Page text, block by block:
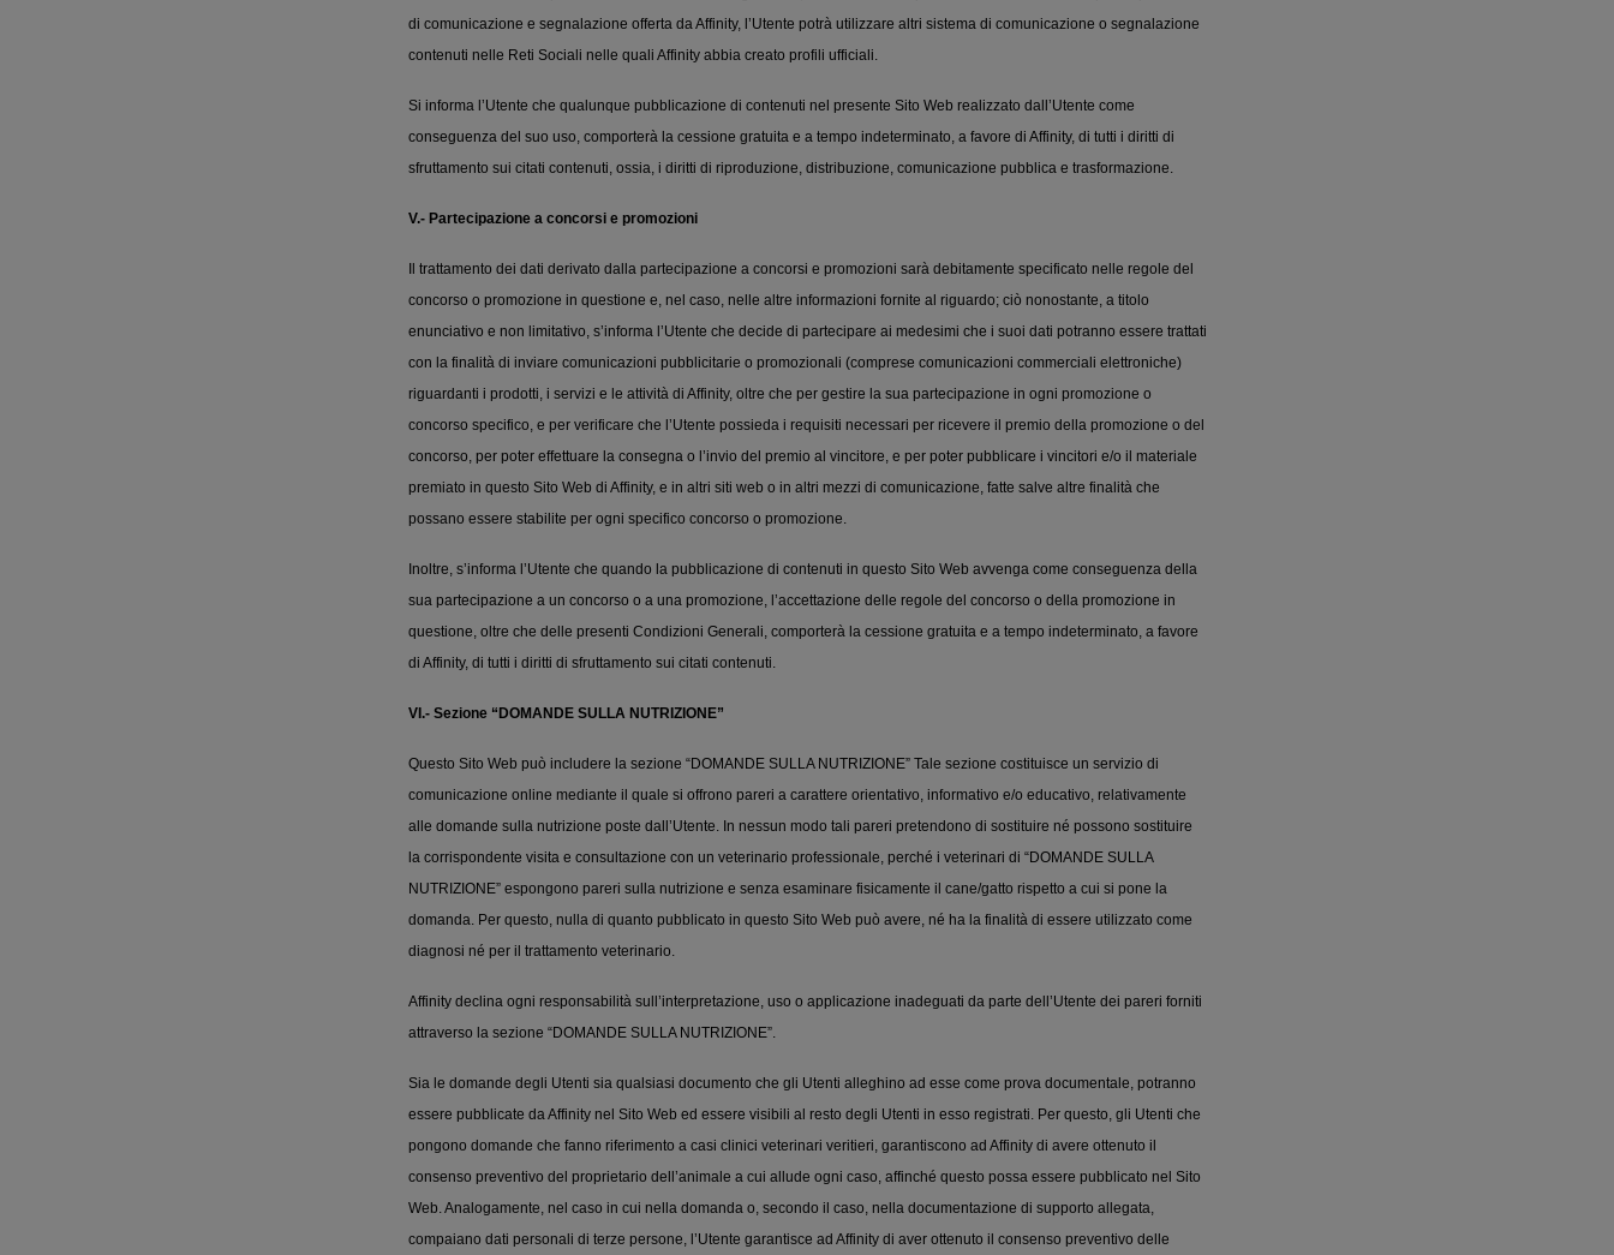
di comunicazione e segnalazione offerta da Affinity, l’Utente potrà utilizzare altri sistema di comunicazione o segnalazione
contenuti nelle Reti Sociali nelle quali Affinity abbia creato profili ufficiali.
Si informa l’Utente che qualunque pubblicazione di contenuti nel presente Sito Web realizzato dall’Utente come
conseguenza del suo uso, comporterà la cessione gratuita e a tempo indeterminato, a favore di Affinity, di tutti i diritti di
sfruttamento sui citati contenuti, ossia, i diritti di riproduzione, distribuzione, comunicazione pubblica e trasformazione.
V.- Partecipazione a concorsi e promozioni
Il trattamento dei dati derivato dalla partecipazione a concorsi e promozioni sarà debitamente specificato nelle regole del
concorso o promozione in questione e, nel caso, nelle altre informazioni fornite al riguardo; ciò nonostante, a titolo
enunciativo e non limitativo, s’informa l’Utente che decide di partecipare ai medesimi che i suoi dati potranno essere trattati
con la finalità di inviare comunicazioni pubblicitarie o promozionali (comprese comunicazioni commerciali elettroniche)
riguardanti i prodotti, i servizi e le attività di Affinity, oltre che per gestire la sua partecipazione in ogni promozione o
concorso specifico, e per verificare che l’Utente possieda i requisiti necessari per ricevere il premio della promozione o del
concorso, per poter effettuare la consegna o l’invio del premio al vincitore, e per poter pubblicare i vincitori e/o il materiale
premiato in questo Sito Web di Affinity, e in altri siti web o in altri mezzi di comunicazione, fatte salve altre finalità che
possano essere stabilite per ogni specifico concorso o promozione.
Inoltre, s’informa l’Utente che quando la pubblicazione di contenuti in questo Sito Web avvenga come conseguenza della
sua partecipazione a un concorso o a una promozione, l’accettazione delle regole del concorso o della promozione in
questione, oltre che delle presenti Condizioni Generali, comporterà la cessione gratuita e a tempo indeterminato, a favore
di Affinity, di tutti i diritti di sfruttamento sui citati contenuti.
VI.- Sezione “DOMANDE SULLA NUTRIZIONE”
Questo Sito Web può includere la sezione “DOMANDE SULLA NUTRIZIONE” Tale sezione costituisce un servizio di
comunicazione online mediante il quale si offrono pareri a carattere orientativo, informativo e/o educativo, relativamente
alle domande sulla nutrizione poste dall’Utente. In nessun modo tali pareri pretendono di sostituire né possono sostituire
la corrispondente visita e consultazione con un veterinario professionale, perché i veterinari di “DOMANDE SULLA
NUTRIZIONE” espongono pareri sulla nutrizione e senza esaminare fisicamente il cane/gatto rispetto a cui si pone la
domanda. Per questo, nulla di quanto pubblicato in questo Sito Web può avere, né ha la finalità di essere utilizzato come
diagnosi né per il trattamento veterinario.
Affinity declina ogni responsabilità sull’interpretazione, uso o applicazione inadeguati da parte dell’Utente dei pareri forniti
attraverso la sezione “DOMANDE SULLA NUTRIZIONE”.
Sia le domande degli Utenti sia qualsiasi documento che gli Utenti alleghino ad esse come prova documentale, potranno
essere pubblicate da Affinity nel Sito Web ed essere visibili al resto degli Utenti in esso registrati. Per questo, gli Utenti che
pongono domande che fanno riferimento a casi clinici veterinari veritieri, garantiscono ad Affinity di avere ottenuto il
consenso preventivo del proprietario dell’animale a cui allude ogni caso, affinché questo possa essere pubblicato nel Sito
Web. Analogamente, nel caso in cui nella domanda o, secondo il caso, nella documentazione di supporto allegata,
compaiano dati personali di terze persone, l’Utente garantisce ad Affinity di aver ottenuto il consenso preventivo delle